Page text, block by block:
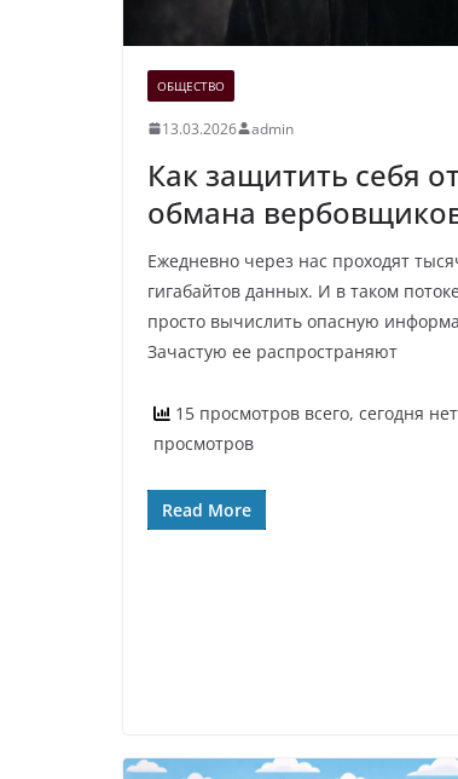
ОБЩЕСТВО
13.03.2026 admin
Как защитить себя
обмана
Ежедневно через нас проходят
гигабайтов данных. И в таком
просто вычислить опасную
Зачастую ее распространяют
15 просмотров всего, сегодня нет
просмотров
Read More